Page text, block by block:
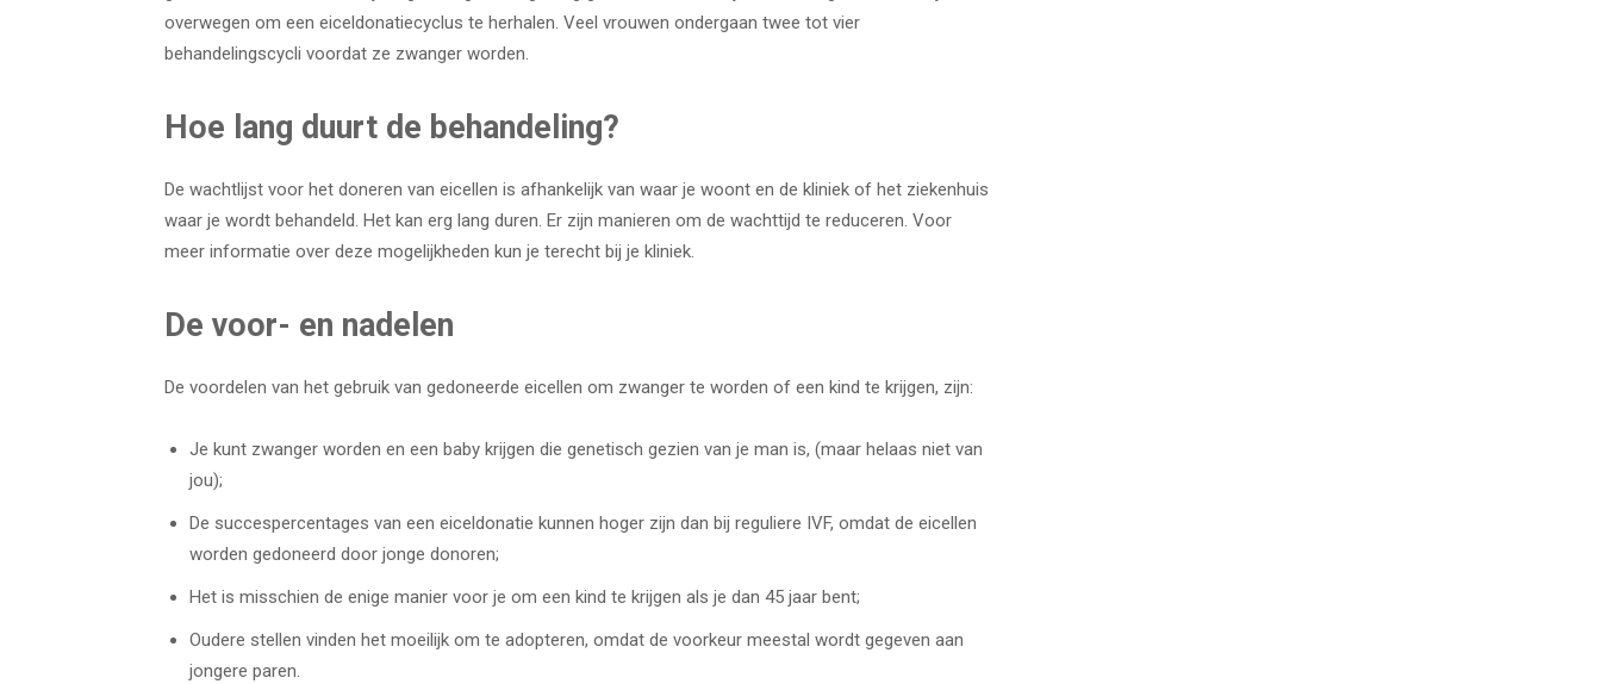
overwegen om een ​​eiceldonatiecyclus te herhalen. Veel vrouwen ondergaan twee tot vier
behandelingscycli voordat ze zwanger worden.
Hoe lang duurt de behandeling?
De wachtlijst voor het doneren van eicellen is afhankelijk van waar je woont en de kliniek of het ziekenhuis
waar je wordt behandeld. Het kan erg lang duren. Er zijn manieren om de wachttijd te reduceren. Voor
meer informatie over deze mogelijkheden kun je terecht bij je kliniek.
De voor- en nadelen
De voordelen van het gebruik van gedoneerde eicellen om zwanger te worden of een kind te krijgen, zijn:
Je kunt zwanger worden en een baby krijgen die genetisch gezien van je man is, (maar helaas niet van
jou);
De succespercentages van een eiceldonatie kunnen hoger zijn dan bij reguliere IVF, omdat de eicellen
worden gedoneerd door jonge donoren;
Het is misschien de enige manier voor je om een ​​kind te krijgen als je dan 45 jaar bent;
Oudere stellen vinden het moeilijk om te adopteren, omdat de voorkeur meestal wordt gegeven aan
jongere paren.